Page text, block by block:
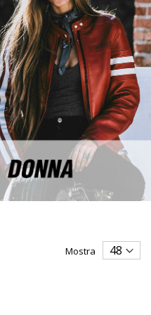
Mostra